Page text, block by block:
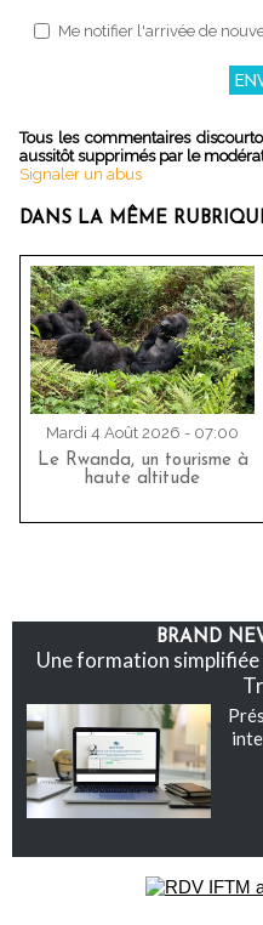
Me notifier l'arrivée de
Tous les commentaires
aussitôt supprimés par le
Signaler un abus
DANS LA MÊME
Mardi 4 Août 2026 - 07:00
Le Rwanda, un tourisme à
haute altitude
BRAND
Une formation